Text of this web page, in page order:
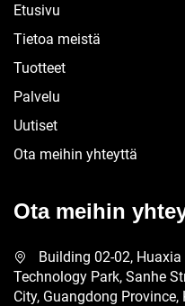
Etusivu
Tietoa meistä
Tuotteet
Palvelu
Uutiset
Ota meihin yhteyttä
Ota meihin
Building 02-02,
Technology Park, Sanhe
City, Guangdong Province,